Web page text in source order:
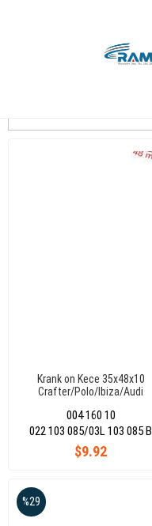
Krank on Kece 35x48x10
Crafter/Polo/Ibiza/Audi
004 160 10
$9.92
022 103 085/03L 103 085 B
%29